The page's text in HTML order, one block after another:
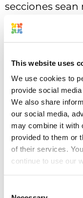
This website uses
We use cookies to
provide social
We also share
our social media,
may combine it with
provided to them or
of their services.
continue to use our
secciones sean
El consenso
currículum de
tus dos o tres
menos algo
estás
una
directamente
en
embargo,
parte de tu
que